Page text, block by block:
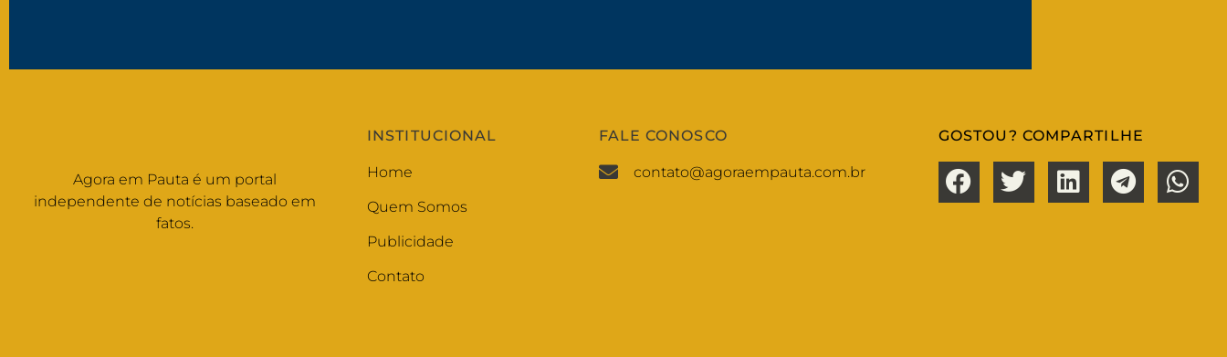
Agora em Pauta é um portal
independente de notícias baseado em
fatos.
INSTITUCIONAL
Home
Quem Somos
Publicidade
Contato
FALE CONOSCO
contato@agoraempauta.com.br
GOSTOU? COMPARTILHE